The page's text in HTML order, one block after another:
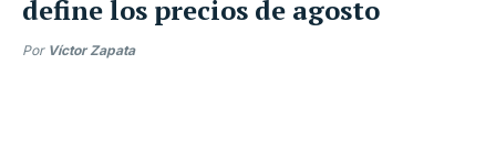
define los precios de agosto
Por Víctor Zapata